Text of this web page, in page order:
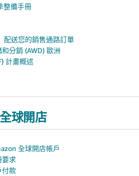
整備手冊
配送您的銷售通路訂單
分銷 (AWD) 歐洲
計畫概述
球開店
全球開店帳戶
要求
付款